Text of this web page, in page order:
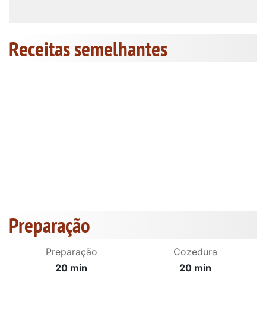
Receitas semelhantes
Preparação
Preparação
20 min
Cozedura
20 min